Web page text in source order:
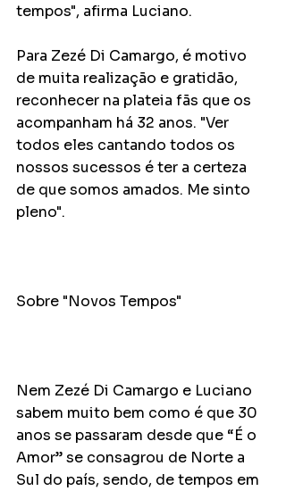
tempos", afirma Luciano.
Para Zezé Di Camargo, é motivo
de muita realização e gratidão,
reconhecer na plateia fãs que os
acompanham há 32 anos. "Ver
todos eles cantando todos os
nossos sucessos é ter a certeza
de que somos amados. Me sinto
pleno".
Sobre "Novos Tempos"
Nem Zezé Di Camargo e Luciano
sabem muito bem como é que 30
anos se passaram desde que “É o
Amor” se consagrou de Norte a
Sul do país, sendo, de tempos em